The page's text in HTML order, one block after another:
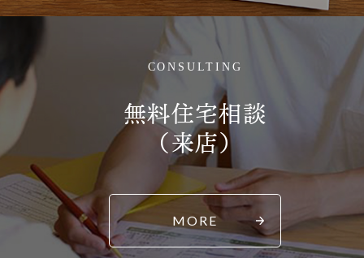
CONSULTING
無料住宅相談
（来店）
MORE